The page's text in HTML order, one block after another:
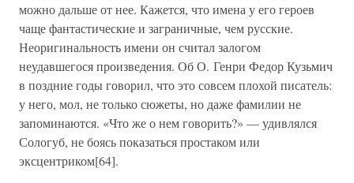
можно дальше от нее. Кажется, что имена у его героев
чаще фантастические и заграничные, чем русские.
Неоригинальность имени он считал залогом
неудавшегося произведения. Об О. Генри Федор Кузьмич
в поздние годы говорил, что это совсем плохой писатель:
у него, мол, не только сюжеты, но даже фамилии не
запоминаются. «Что же о нем говорить?» — удивлялся
Сологуб, не боясь показаться простаком или
эксцентриком[64].